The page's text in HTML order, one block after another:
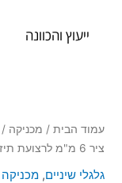
ייעוץ והכוונה
עמוד הבית/ מכניקה /
ציר 6 מ"מ לרצועת תיזמון GT2 רוחב 10 מ"מ
גלגלי שיניים, מכניקה
כמות
של
גלגל